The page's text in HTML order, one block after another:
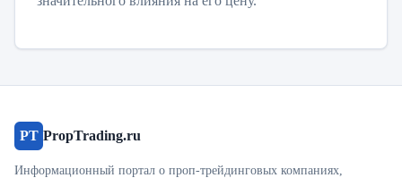
PT PropTrading.ru
Информационный портал о проп-трейдинговых компаниях,